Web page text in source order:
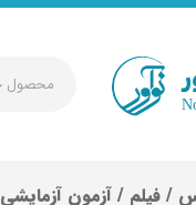
جستجو
/ فیلم / آزمون آزمایشی